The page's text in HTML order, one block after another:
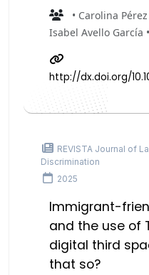
• Carolina
Isabel Avello García
http://dx.doi.org/
REVISTA Journal of
Discrimination
2025
Immigrant-
and the use of
digital third
that so?